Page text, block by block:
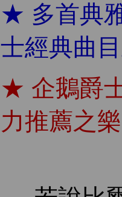
★ 多首典
士經典曲
★ 企鵝爵
力推薦之